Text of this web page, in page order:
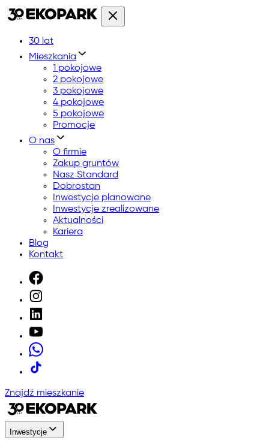
30 lat
Mieszkania
1 pokojowe
2 pokojowe
3 pokojowe
4 pokojowe
5 pokojowe
Promocje
O nas
O firmie
Zakup gruntów
Nasz Standard
Dobrostan
Inwestycje planowane
Inwestycje zrealizowane
Aktualności
Kariera
Blog
Kontakt
Znajdź mieszkanie
Inwestycje